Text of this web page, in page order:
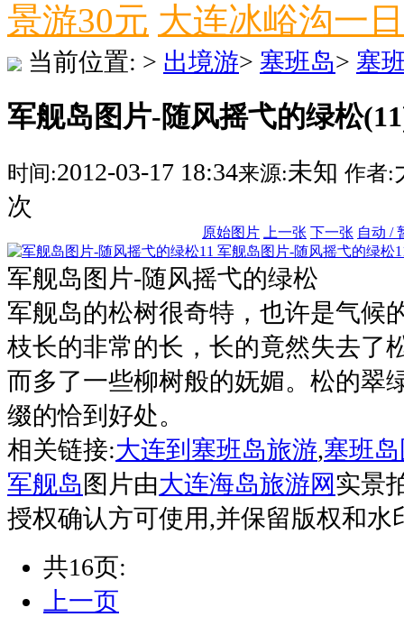
景游30元 大连冰峪沟一
当前位置: > 出境游> 塞班岛> 塞
军舰岛图片-随风摇弋的绿松
时间:2012-03-17 18:34来源:未知 作者:
次
原始图片 上一张 下一张 自动 /
军舰岛图片-随风摇弋的绿松
军舰岛图片-随风摇弋的绿松
军舰岛的松树很奇特，也许是气候
枝长的非常的长，长的竟然失去了
而多了一些柳树般的妩媚。松的翠
缀的恰到好处。
相关链接:大连到塞班岛旅游,塞班
军舰岛 图片由大连海岛旅游网实景
授权确认方可使用,并保留版权和水
共16页:
上一页